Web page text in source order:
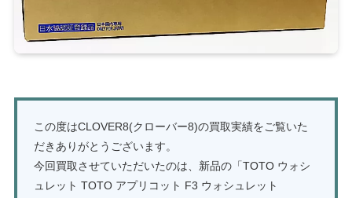
この度はCLOVER8(クローバー8)の買取実績をご覧いた
だきありがとうございます。
今回買取させていただいたのは、新品の「TOTO ウォシ
ュレット TOTO アプリコット F3 ウォシュレット